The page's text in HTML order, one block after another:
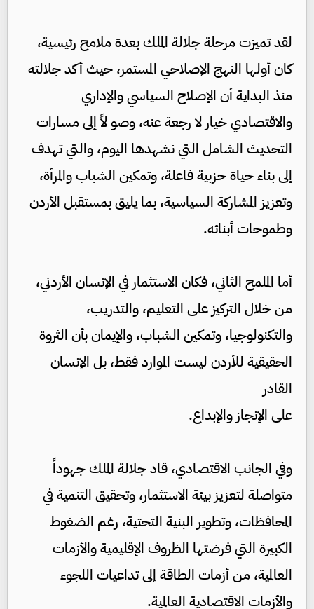
لقد تميزت مرحلة جلالة الملك بعدة ملامح رئيسية،
كان أولها النهج الإصلاحي المستمر، حيث أكد جلالته
منذ البداية أن الإصلاح السياسي والإداري
والاقتصادي خيار لا رجعة عنه، وصو لاً إلى مسارات
التحديث الشامل التي نشهدها اليوم، والتي تهدف
إلى بناء حياة حزبية فاعلة، وتمكين الشباب والمرأة،
وتعزيز المشاركة السياسية، بما يليق بمستقبل الأردن
وطموحات أبنائه.
أما الملمح الثاني، فكان الاستثمار في الإنسان الأردني،
من خلال التركيز على التعليم، والتدريب،
والتكنولوجيا، وتمكين الشباب، والإيمان بأن الثروة
الحقيقية للأردن ليست الموارد فقط، بل الإنسان
القادر
على الإنجاز والإبداع.
وفي الجانب الاقتصادي، قاد جلالة الملك جهوداً
متواصلة لتعزيز بيئة الاستثمار، وتحقيق التنمية في
المحافظات، وتطوير البنية التحتية، رغم الضغوط
الكبيرة التي فرضتها الظروف الإقليمية والأزمات
العالمية، من أزمات الطاقة إلى تداعيات اللجوء
والأزمات الاقتصادية العالمية.